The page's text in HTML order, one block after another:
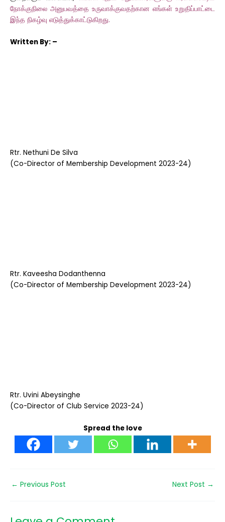
நோக்குநிலை அனுபவத்தை உருவாக்குவதற்கான எங்கள் உறுதிப்பாட்டை
இந்த நிகழ்வு எடுத்துக்காட்டுகிறது.
Written By: –
Rtr. Nethuni De Silva
(Co-Director of Membership Development 2023-24)
Rtr. Kaveesha Dodanthenna
(Co-Director of Membership Development 2023-24)
Rtr. Uvini Abeysinghe
(Co-Director of Club Service 2023-24)
Spread the love
← Previous Post Next Post →